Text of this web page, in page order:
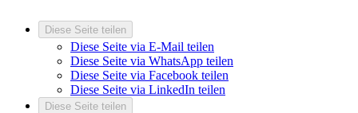
Diese Seite teilen
Diese Seite via E-Mail teilen
Diese Seite via WhatsApp teilen
Diese Seite via Facebook teilen
Diese Seite via LinkedIn teilen
Diese Seite teilen